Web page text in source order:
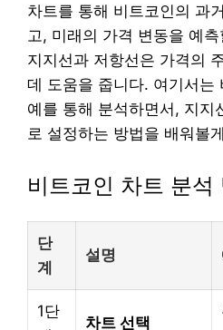
차트를 통해 비트코인의 과
고, 미래의 가격 변동을 예
지지선과 저항선은 가격의
데 도움을 줍니다. 여기서는
예를 통해 분석하면서, 지지
로 설정하는 방법을 배워볼
비트코인 차트 분석
단
계
설명
1단
차트 선택